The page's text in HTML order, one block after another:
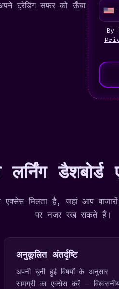
ट्रेडिंग सफर को ऊँचा
U
n
i
By
एक्सेस मिलता है, जहां आप
पर नजर रख सकते हैं।
अनुकूलित अंतर्दृष्टि
अपनी चुनी हुई विषयों के अनुसार
सामग्री का एक्सेस करें — विश्वसनीय